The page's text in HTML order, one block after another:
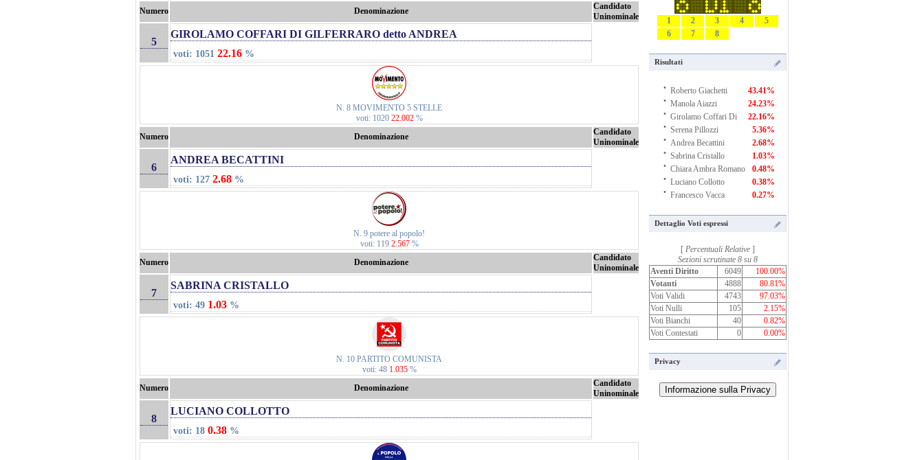
Numero
Denominazione
Candidato
Uninominale
5
GIROLAMO COFFARI DI GILFERRARO detto ANDREA
voti: 1051 22.16 %
N. 8 MOVIMENTO 5 STELLE
voti: 1020 22.002 %
Numero
Denominazione
Candidato
Uninominale
6
ANDREA BECATTINI
voti: 127 2.68 %
N. 9 potere al popolo!
voti: 119 2.567 %
Numero
Denominazione
Candidato
Uninominale
7
SABRINA CRISTALLO
voti: 49 1.03 %
N. 10 PARTITO COMUNISTA
voti: 48 1.035 %
Numero
Denominazione
Candidato
Uninominale
8
LUCIANO COLLOTTO
voti: 18 0.38 %
1 2 3 4
5
6
7 8
Risultati
· Roberto Giachetti 43.41%
· Manola Aiazzi 24.23%
· Girolamo Coffari Di 22.16%
· Serena Pillozzi 5.36%
· Andrea Becattini 2.68%
· Sabrina Cristallo 1.03%
· Chiara Ambra Romano 0.48%
· Luciano Collotto 0.38%
· Francesco Vacca 0.27%
Dettaglio Voti espressi
[ Percentuali Relative ]
Sezioni scrutinate 8 su 8
Aventi Diritto
6049
100.00%
Votanti
4888
80.81%
Voti Validi
4743
97.03%
Voti Nulli
105
2.15%
Voti Bianchi
40
0.82%
Voti Contestati
0 0.00%
Privacy